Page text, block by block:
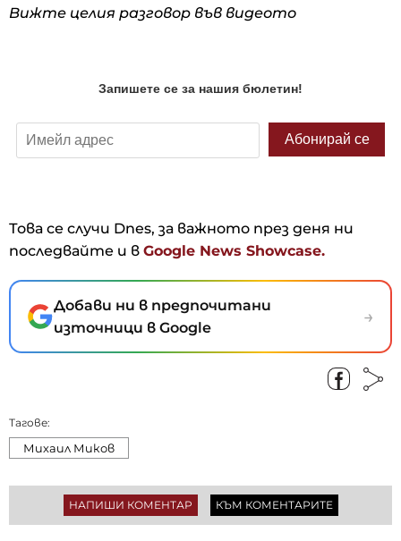
Вижте целия разговор във видеото
Това се случи Dnes, за важното през деня ни
последвайте и в Google News Showcase.
Добави ни в предпочитани
източници в Google
→
Тагове:
Михаил Миков
НАПИШИ КОМЕНТАР КЪМ КОМЕНТАРИТЕ